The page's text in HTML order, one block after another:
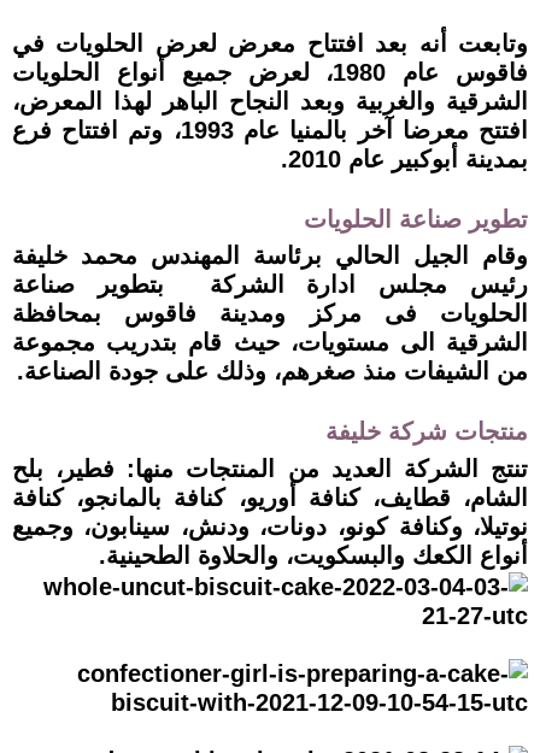
وتابعت أنه بعد افتتاح معرض لعرض الحلويات في
فاقوس عام 1980، لعرض جميع أنواع الحلويات
الشرقية والغربية وبعد النجاح الباهر لهذا المعرض،
افتتح معرضا آخر بالمنيا عام 1993، وتم افتتاح فرع
بمدينة أبوكبير عام 2010.
تطوير صناعة الحلويات
وقام الجيل الحالي برئاسة المهندس محمد خليفة
رئيس مجلس ادارة الشركة بتطوير صناعة
الحلويات فى مركز ومدينة فاقوس بمحافظة
الشرقية الى مستويات، حيث قام بتدريب مجموعة
من الشيفات منذ صغرهم، وذلك على جودة الصناعة.
منتجات شركة خليفة
تنتج الشركة العديد من المنتجات منها: فطير، بلح
الشام، قطايف، كنافة أوريو، كنافة بالمانجو، كنافة
نوتيلا، وكنافة كونو، دونات، ودنش، سينابون، وجميع
أنواع الكعك والبسكويت، والحلاوة الطحينية.